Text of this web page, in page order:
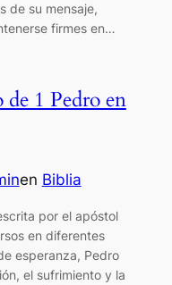
de su mensaje,
firmes en…
1 Pedro en
en Biblia
por el apóstol
en diferentes
esperanza, Pedro
el sufrimiento y la